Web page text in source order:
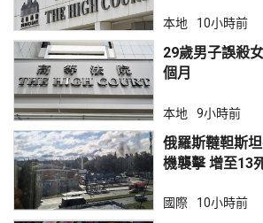
本地 10小時前
29歲男子誤殺
個月
本地 9小時前
俄羅斯韃靼斯
機襲擊 增至
國際 10小時前